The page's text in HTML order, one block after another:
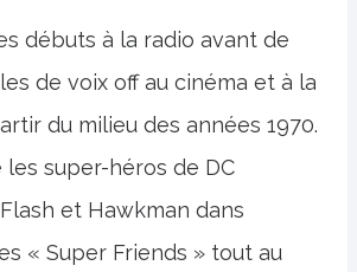
débuts à la radio avant de
de voix off au cinéma et à la
du milieu des années 1970.
super-héros de DC
et Hawkman dans
« Super Friends » tout au